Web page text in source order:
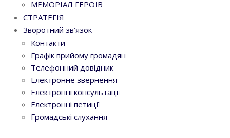
МЕМОРІАЛ ГЕРОЇВ
СТРАТЕГІЯ
Зворотний зв’язок
Контакти
Графік прийому громадян
Телефонний довідник
Електронне звернення
Електронні консультації
Електронні петиції
Громадські слухання